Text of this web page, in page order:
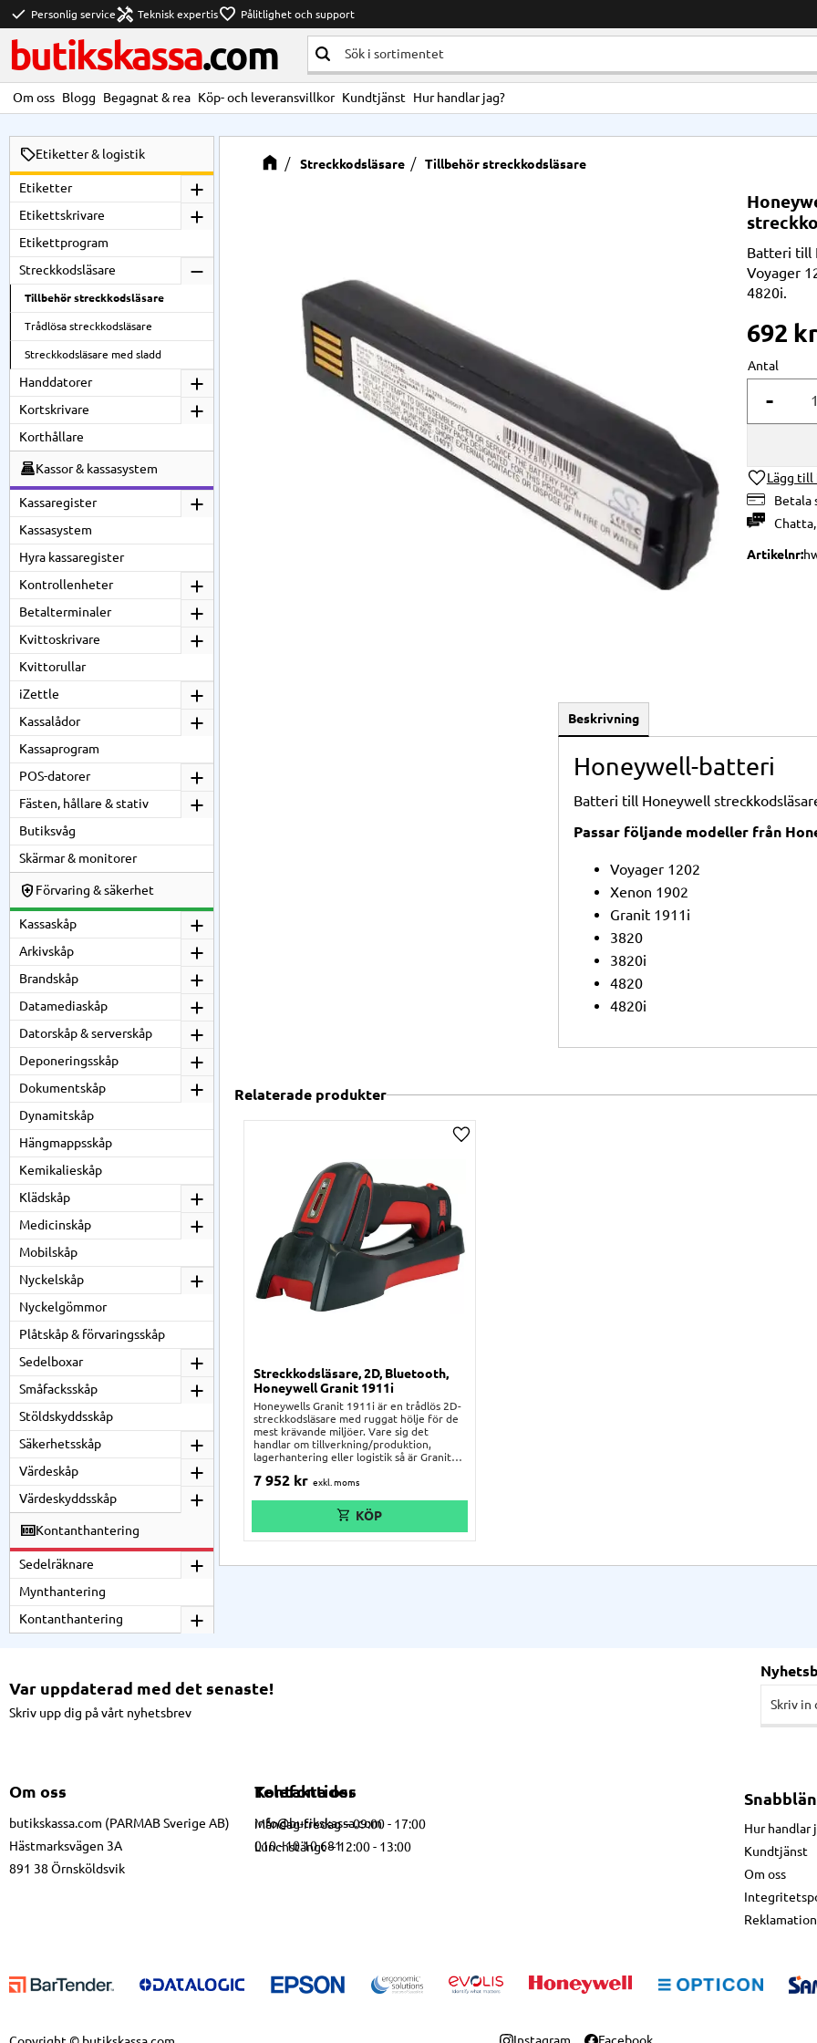
check Personlig servicehandyman Teknisk expertisfavorite Pålitlighet och support
butikskassa.com
Om oss Blogg Begagnat & rea Köp- och leveransvillkor Kundtjänst Hur handlar jag?
Streckkodsläsare Tillbehör streckkodsläsare
Batteri till
Voyager
4820i.
692 kr
Antal
-
Lägg till
Betala
Chatta,
Artikelnr
Beskrivning
Honeywell-batteri
Batteri till Honeywell
Passar följande modeller från
Voyager 1202
Xenon 1902
Granit 1911i
3820
3820i
4820
4820i
Relaterade produkter
Streckkodsläsare, 2D, Bluetooth,
Honeywell Granit 1911i
Honeywells Granit 1911i är en trådlös 2D-
streckkodsläsare med ruggat hölje för de
mest krävande miljöer. Vare sig det
handlar om tillverkning/produktion,
lagerhantering eller logistik så är Granit
IP65-klassat och testat för att motstå
Scannern motstår även vattenstänk, damm
och andra potentiellt farliga partiklar.
7 952 kr
Lägg till i önskelista
Etiketter & logistik
Etiketter
Etikettskrivare
Etikettprogram
Streckkodsläsare
Tillbehör streckkodsläsare
Trådlösa streckkodsläsare
Streckkodsläsare med sladd
Handdatorer
Kortskrivare
Korthållare
Kassor & kassasystem
Kassaregister
Kassasystem
Hyra kassaregister
Kontrollenheter
Betalterminaler
Kvittoskrivare
Kvittorullar
iZettle
Kassalådor
Kassaprogram
POS-datorer
Fästen, hållare & stativ
Butiksvåg
Skärmar & monitorer
Förvaring & säkerhet
Kassaskåp
Arkivskåp
Brandskåp
Datamediaskåp
Datorskåp & serverskåp
Deponeringsskåp
Dokumentskåp
Dynamitskåp
Hängmappsskåp
Kemikalieskåp
Klädskåp
Medicinskåp
Mobilskåp
Nyckelskåp
Nyckelgömmor
Plåtskåp & förvaringsskåp
Sedelboxar
Småfacksskåp
Stöldskyddsskåp
Säkerhetsskåp
Värdeskåp
Värdeskyddsskåp
Kontanthantering
Sedelräknare
Mynthantering
Kontanthantering
Var uppdaterad med det senaste!
Skriv upp dig på vårt nyhetsbrev
Om oss
butikskassa.com (PARMAB Sverige AB)
Hästmarksvägen 3A
891 38 Örnsköldsvik
Kontakta oss
info@butikskassa.com
010 - 10 10 681
Telefontider
Måndag-fredag – 09:00 - 17:00
Lunchstängt – 12:00 - 13:00
Hur handlar
Kundtjänst
Om oss